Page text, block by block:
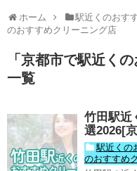
ホーム 駅近くのおす
のおすすめクリーニング店
「 京都市で駅近く
一覧
竹田駅近
選2026[
駅近くの
のおすすめ